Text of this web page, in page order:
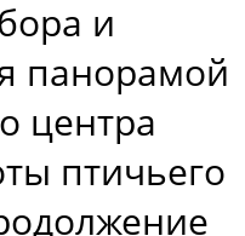
и
панорамой
центра
птичьего